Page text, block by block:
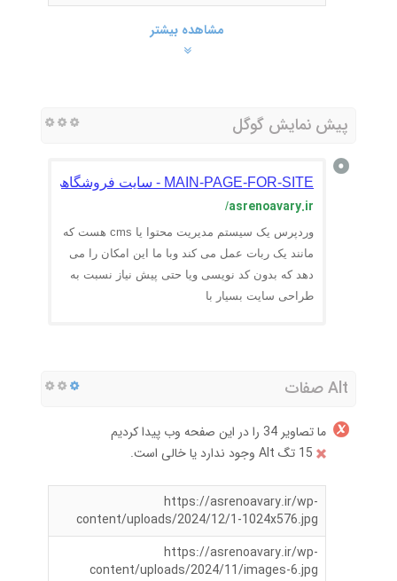
مشاهده بیشتر
پیش نمایش گوگل
MAIN-PAGE-FOR-SITE - سایت فروشگاهی عصرنوآوری
asrenoavary.ir
/
وردپرس یک سیستم مدیریت محتوا یا cms هست که
مانند یک ربات عمل می کند وبا ما این امکان را می
دهد که بدون کد نویسی ویا حتی پیش نیاز نسبت به
طراحی سایت بسیار با
Alt صفات
ما تصاویر 34 را در این صفحه وب پیدا کردیم
https://asrenoavary.ir/wp-
content/uploads/2024/12/1-1024x576.jpg
https://asrenoavary.ir/wp-
content/uploads/2024/11/images-6.jpg